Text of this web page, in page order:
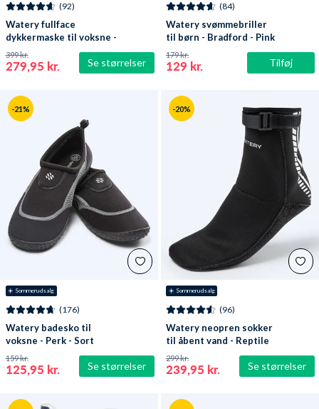
Se størrelser
(92)
Watery fullface
dykkermaske til voksne -
Oxygen - Sort
279,95 kr.
399 kr.
Tilføj
(84)
Watery svømmebriller
til børn - Bradford - Pink
129 kr.
179 kr.
-21%
☀️ Sommerudsalg
Se størrelser
(176)
Watery badesko til
voksne - Perk - Sort
125,95 kr.
159 kr.
-20%
☀️ Sommerudsalg
Se størrelser
(96)
Watery neopren sokker
til åbent vand - Reptile
(3 mm) - Sort
239,95 kr.
299 kr.